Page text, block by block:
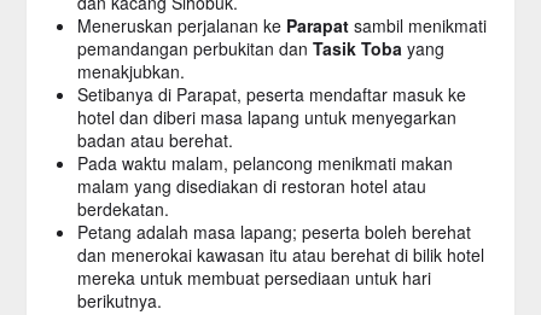
Meneruskan perjalanan ke Parapatsambil menikmati
pemandangan perbukitan dan Tasik Toba yang
menakjubkan.
Setibanya di Parapat, peserta mendaftar masuk ke
hotel dan diberi masa lapang untuk menyegarkan
badan atau berehat.
Pada waktu malam, pelancong menikmati makan
malam yang disediakan di restoran hotel atau
berdekatan.
Petang adalah masa lapang; peserta boleh berehat
dan menerokai kawasan itu atau berehat di bilik hotel
mereka untuk membuat persediaan untuk hari
berikutnya.